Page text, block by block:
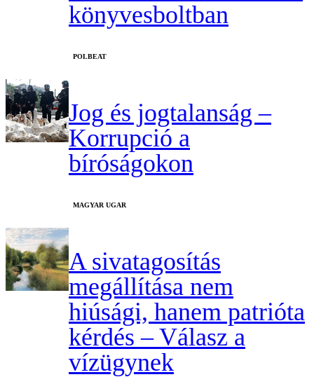
könyvesboltban
‎POLBEAT
Jog és jogtalanság –
Korrupció a
bíróságokon
MAGYAR UGAR
A sivatagosítás
megállítása nem
hiúsági, hanem patrióta
kérdés – Válasz a
vízügynek